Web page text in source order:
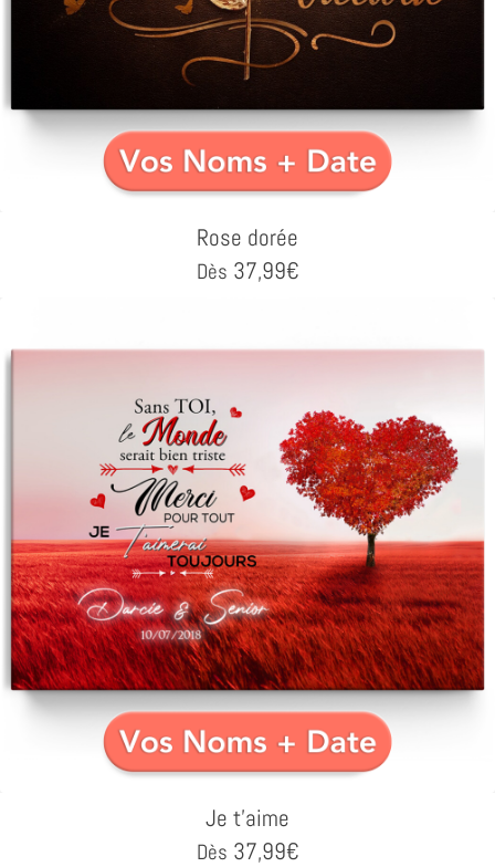
Rose dorée
Dès 37,99€
Je t'aime
Dès 37,99€